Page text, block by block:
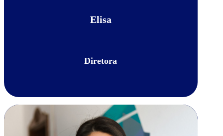
Elisa
Diretora